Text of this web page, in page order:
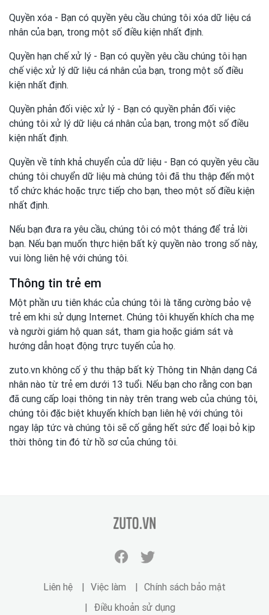
Quyền xóa - Bạn có quyền yêu cầu chúng tôi xóa dữ liệu cá
nhân của bạn, trong một số điều kiện nhất định.
Quyền hạn chế xử lý - Bạn có quyền yêu cầu chúng tôi hạn
chế việc xử lý dữ liệu cá nhân của bạn, trong một số điều
kiện nhất định.
Quyền phản đối việc xử lý - Bạn có quyền phản đối việc
chúng tôi xử lý dữ liệu cá nhân của bạn, trong một số điều
kiện nhất định.
Quyền về tính khả chuyển của dữ liệu - Bạn có quyền yêu cầu
chúng tôi chuyển dữ liệu mà chúng tôi đã thu thập đến một
tổ chức khác hoặc trực tiếp cho bạn, theo một số điều kiện
nhất định.
Nếu bạn đưa ra yêu cầu, chúng tôi có một tháng để trả lời
bạn. Nếu bạn muốn thực hiện bất kỳ quyền nào trong số này,
vui lòng liên hệ với chúng tôi.
Thông tin trẻ em
Một phần ưu tiên khác của chúng tôi là tăng cường bảo vệ
trẻ em khi sử dụng Internet. Chúng tôi khuyến khích cha mẹ
và người giám hộ quan sát, tham gia hoặc giám sát và
hướng dẫn hoạt động trực tuyến của họ.
zuto.vn không cố ý thu thập bất kỳ Thông tin Nhận dạng Cá
nhân nào từ trẻ em dưới 13 tuổi. Nếu bạn cho rằng con bạn
đã cung cấp loại thông tin này trên trang web của chúng tôi,
chúng tôi đặc biệt khuyến khích bạn liên hệ với chúng tôi
ngay lập tức và chúng tôi sẽ cố gắng hết sức để loại bỏ kịp
thời thông tin đó từ hồ sơ của chúng tôi.
zuto.vn
Liên hệ Việc làm
Chính sách bảo mật
Điều khoản sử dụng
Facebook
zuto.vn
Twitter
zuto.vn